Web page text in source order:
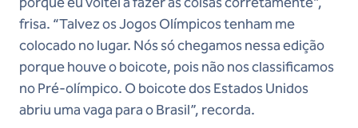
frisa. “Talvez os Jogos Olímpicos tenham me
colocado no lugar. Nós só chegamos nessa edição
porque houve o boicote, pois não nos classificamos
no Pré-olímpico. O boicote dos Estados Unidos
abriu uma vaga para o Brasil”, recorda.